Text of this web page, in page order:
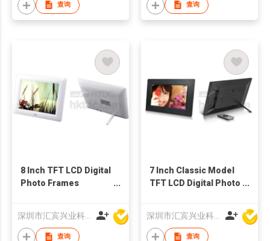
Digital Photo Frames
查询 查询
8 Inch TFT LCD Digital
Photo Frames
深圳市汇宾兴业科技有限公司
查询
7 Inch Classic Model
TFT LCD Digital Photo
深圳市汇宾兴业科技有限公司
查询